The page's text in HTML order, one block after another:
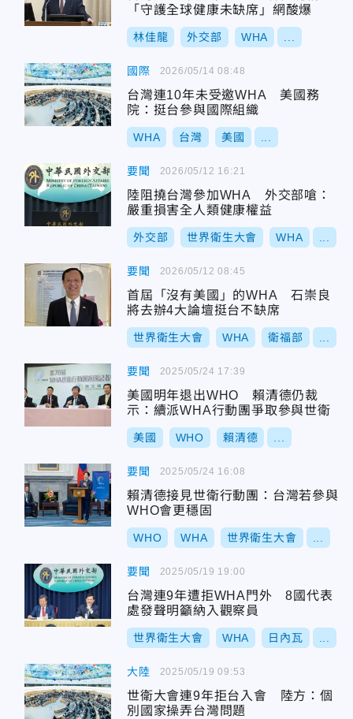
「守護全球健康未缺席」網酸爆
林佳龍 外交部 WHA
國際
台灣連10年未受邀WHA 美國務
院：挺台參與國際組織
WHA 台灣 美國
2026/05/14 08:48
要聞
陸阻撓台灣參加WHA 外交部嗆：
嚴重損害全人類健康權益
外交部 世界衛生大會 WHA
2026/05/12 16:21
要聞
首屆「沒有美國」的WHA 石崇良
將去辦4大論壇挺台不缺席
世界衛生大會 WHA 衛福部
2026/05/12 08:45
要聞
美國明年退出WHO 賴清德仍裁
示：續派WHA行動團爭取參與世衛
美國 WHO 賴清德
2025/05/24 17:39
要聞
賴清德接見世衛行動團：台灣若參與
WHO會更穩固
WHO WHA 世界衛生大會
2025/05/24 16:08
要聞
台灣連9年遭拒WHA門外 8國代表
處發聲明籲納入觀察員
世界衛生大會 WHA 日內瓦
2025/05/19 19:00
大陸
世衛大會連9年拒台入會 陸方：個
別國家操弄台灣問題
2025/05/19 09:53